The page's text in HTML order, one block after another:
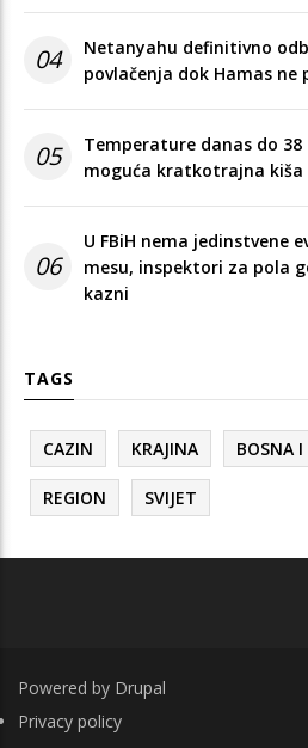
04
Netanyahu definitivno
povlačenja dok Hamas ne
05
Temperature danas do
moguća kratkotrajna kiša
06
U FBiH nema jedinstvene
mesu, inspektori za pola
kazni
TAGS
CAZIN KRAJINA BOSNA I
REGION SVIJET
Powered by Drupal
FOOTER
Privacy policy